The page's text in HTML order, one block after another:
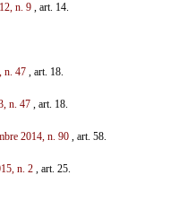
n. 9, art. 14.
n. 47, art. 18.
n. 47, art. 18.
2014, n. 90, art. 58.
n. 2, art. 25.